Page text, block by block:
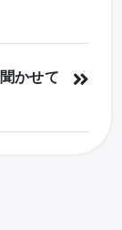
かせて